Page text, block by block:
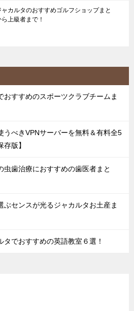
ャカルタのおすすめゴルフショップまと
上級者まで！
おすすめのスポーツクラブチームま
うべきVPNサーバーを無料＆有料全5
版】
虫歯治療におすすめの歯医者まと
ぶセンスが光るジャカルタお土産ま
タでおすすめの英語教室６選！